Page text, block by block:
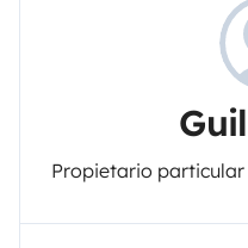
Propietario particular